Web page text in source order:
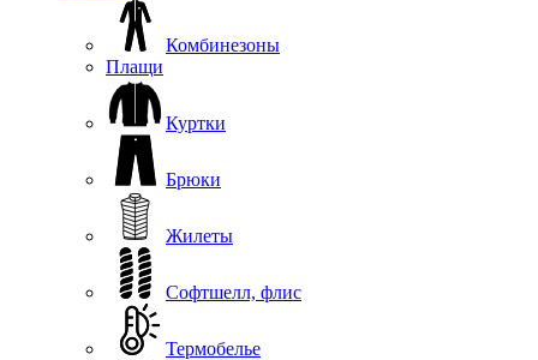
Комбинезоны
Плащи
Куртки
Брюки
Жилеты
Софтшелл, флис
Термобелье